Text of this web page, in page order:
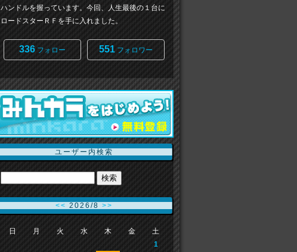
ハンドルを握っています。今回、人生最後の１台に
ロードスターＲＦを手に入れました。
336 フォロー 551 フォロワー
ユーザー内検索
<< 2026/8 >>
日 月 火 水 木 金
土
1